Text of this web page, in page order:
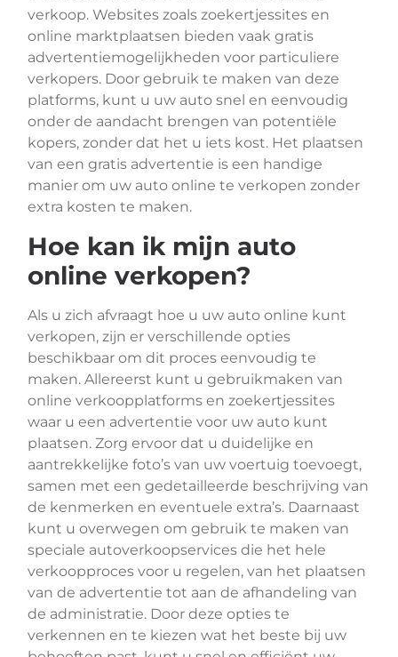
verkoop. Websites zoals zoekertjessites en
online marktplaatsen bieden vaak gratis
advertentiemogelijkheden voor particuliere
verkopers. Door gebruik te maken van deze
platforms, kunt u uw auto snel en eenvoudig
onder de aandacht brengen van potentiële
kopers, zonder dat het u iets kost. Het plaatsen
van een gratis advertentie is een handige
manier om uw auto online te verkopen zonder
extra kosten te maken.
Hoe kan ik mijn auto
online verkopen?
Als u zich afvraagt hoe u uw auto online kunt
verkopen, zijn er verschillende opties
beschikbaar om dit proces eenvoudig te
maken. Allereerst kunt u gebruikmaken van
online verkoopplatforms en zoekertjessites
waar u een advertentie voor uw auto kunt
plaatsen. Zorg ervoor dat u duidelijke en
aantrekkelijke foto’s van uw voertuig toevoegt,
samen met een gedetailleerde beschrijving van
de kenmerken en eventuele extra’s. Daarnaast
kunt u overwegen om gebruik te maken van
speciale autoverkoopservices die het hele
verkoopproces voor u regelen, van het plaatsen
van de advertentie tot aan de afhandeling van
de administratie. Door deze opties te
verkennen en te kiezen wat het beste bij uw